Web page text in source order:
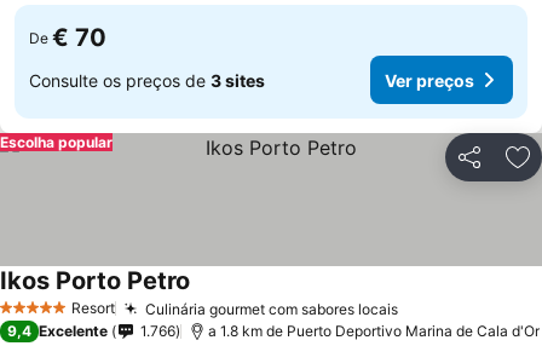
De € 70
Consulte os preços de 3 sites Ver preços
Partilhar
Escolha popular
5 Estrelas Resort Culinária gourmet com sabores locais
Ikos Porto Petro
9,4 Excelente 1.766 a 1.8 km de Puerto Deportivo Marina de Cala d'Or